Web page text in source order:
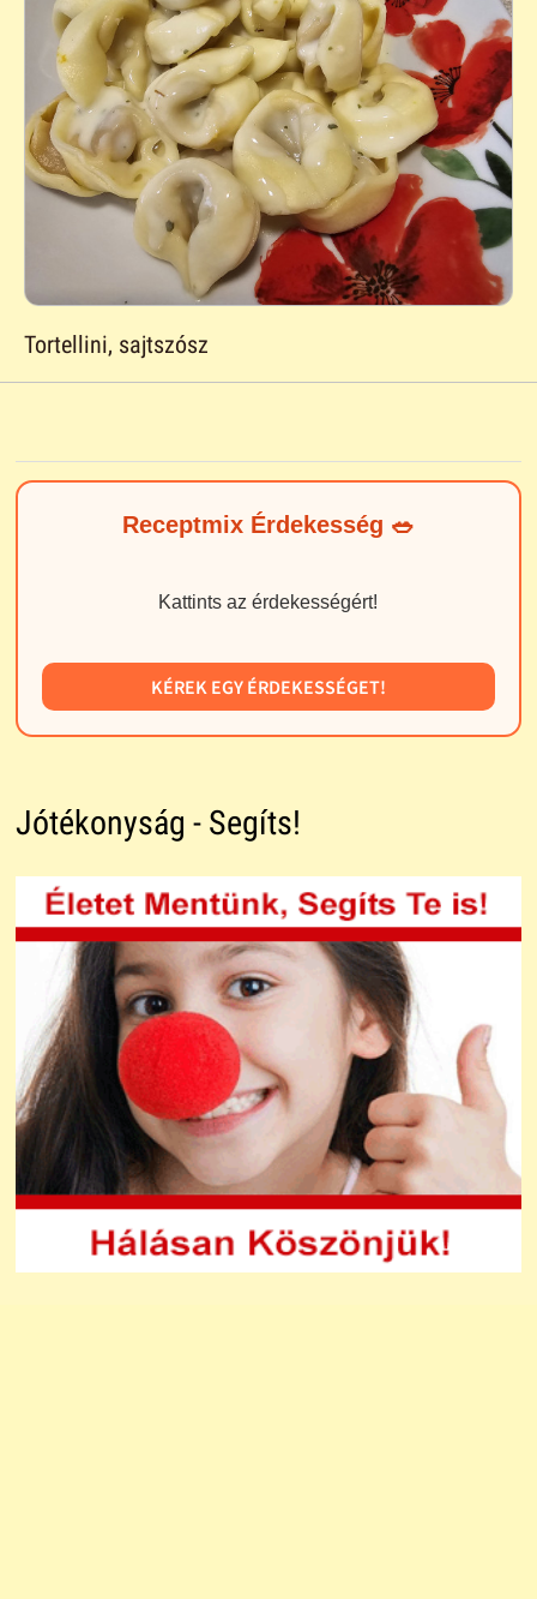
Tortellini, sajtszósz
Receptmix Érdekesség 🥗
Kattints az érdekességért!
KÉREK EGY ÉRDEKESSÉGET!
Jótékonyság - Segíts!